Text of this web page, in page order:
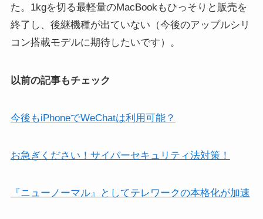
た。1kgを切る最軽量のMacBookもひっそりと販売を
終了し、後継機種が出ていない（今後のアップルシリ
コン搭載モデルに期待したいです）。
以前の記事もチェック
今後もiPhoneでWeChatは利用可能？
お急ぎください！サイバーセキュリティ法対策！
『ニューノーマル』としてテレワークの本格化が加速